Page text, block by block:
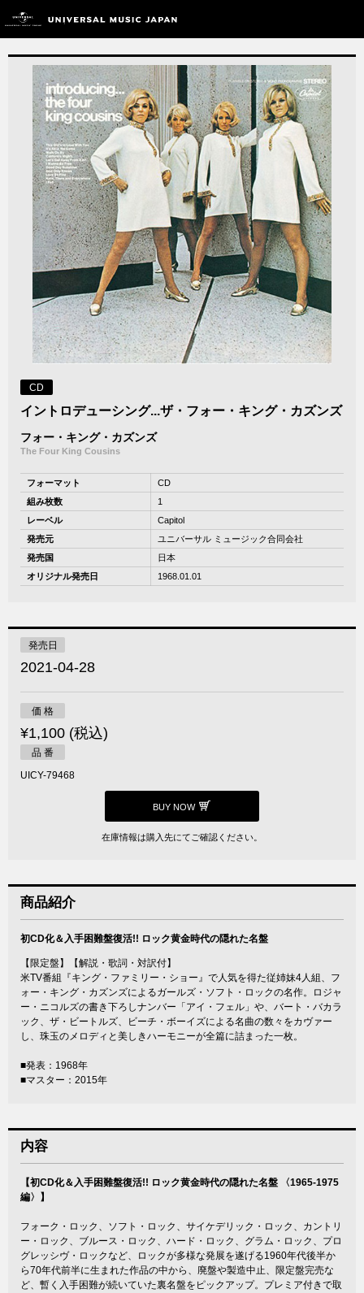
CD
イントロデューシング...ザ・フォー・キング・カズンズ
フォー・キング・カズンズ
The Four King Cousins
フォーマット
CD
組み枚数
1
レーベル
Capitol
発売元
ユニバーサル ミュージック合同会社
発売国
日本
オリジナル発売日
1968.01.01
発売日
2021-04-28
価 格
¥1,100 (税込)
品 番
UICY-79468
BUY NOW
在庫情報は購入先にてご確認ください。
商品紹介
初CD化＆入手困難盤復活!! ロック黄金時代の隠れた名盤
【限定盤】【解説・歌詞・対訳付】
米TV番組『キング・ファミリー・ショー』で人気を得た従姉妹4人組、フ
ォー・キング・カズンズによるガールズ・ソフト・ロックの名作。ロジャ
ー・ニコルズの書き下ろしナンバー「アイ・フェル」や、バート・バカラ
ック、ザ・ビートルズ、ビーチ・ボーイズによる名曲の数々をカヴァー
し、珠玉のメロディと美しきハーモニーが全篇に詰まった一枚。
■発表：1968年
■マスター：2015年
内容
【初CD化＆入手困難盤復活!! ロック黄金時代の隠れた名盤 〈1965-1975
編〉】
フォーク・ロック、ソフト・ロック、サイケデリック・ロック、カントリ
ー・ロック、ブルース・ロック、ハード・ロック、グラム・ロック、プロ
グレッシヴ・ロックなど、ロックが多様な発展を遂げる1960年代後半か
ら70年代前半に生まれた作品の中から、廃盤や製造中止、限定盤完売な
ど、暫く入手困難が続いていた裏名盤をピックアップ。プレミア付きで取